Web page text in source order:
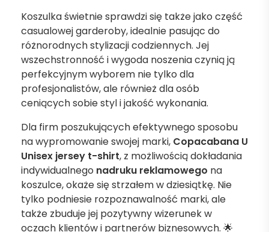
Koszulka świetnie sprawdzi się także jako część
casualowej garderoby, idealnie pasując do
różnorodnych stylizacji codziennych. Jej
wszechstronność i wygoda noszenia czynią ją
perfekcyjnym wyborem nie tylko dla
profesjonalistów, ale również dla osób
ceniących sobie styl i jakość wykonania.
Dla firm poszukujących efektywnego sposobu
na wypromowanie swojej marki, Copacabana U
Unisex jersey t-shirt, z możliwością dokładania
indywidualnego nadruku reklamowego na
koszulce, okaże się strzałem w dziesiątkę. Nie
tylko podniesie rozpoznawalność marki, ale
także zbuduje jej pozytywny wizerunek w
oczach klientów i partnerów biznesowych. 🌟